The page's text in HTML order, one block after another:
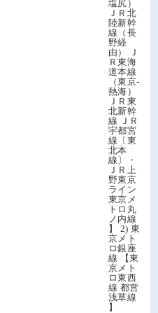
塩尻）
ＪＲ北
陸新幹
線（長
野経
由） Ｊ
Ｒ東海
道本線
（東京-
熱海）
ＪＲ東
北新幹
線 ＪＲ
宇都宮
線〔東
北本
線〕・
ＪＲ上
野東京
ライン
東京メ
トロ丸
ノ内線
】 2) 東
京メト
ロ銀座
線 【東
京メト
ロ東西
線 都営
浅草線
】